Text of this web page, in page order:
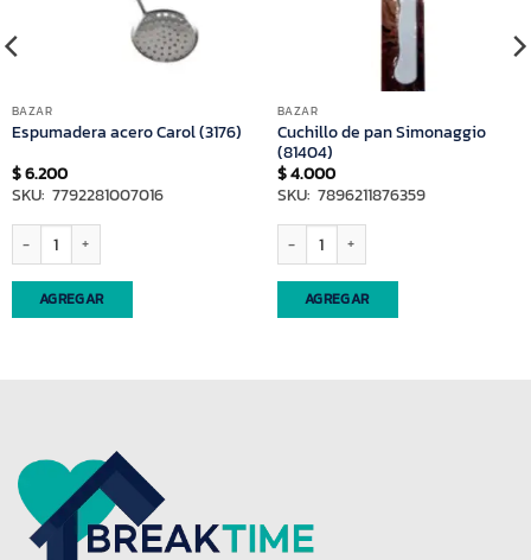
BAZAR
Espumadera acero Carol (3176)
$6.200
SKU: 7792281007016
Espumadera acero Carol (3176) cantidad
AGREGAR
BAZAR
Cuchillo de pan Simonaggio
(81404)
$4.000
SKU: 7896211876359
Cuchillo de pan Simonaggio (81404)
AGREGAR
cantidad